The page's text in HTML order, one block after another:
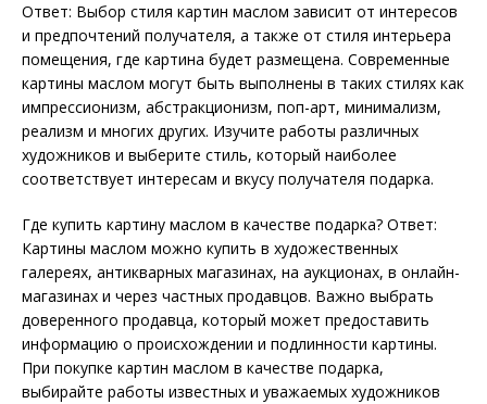
Ответ: Выбор стиля картин маслом зависит от интересов
и предпочтений получателя, а также от стиля интерьера
помещения, где картина будет размещена. Современные
картины маслом могут быть выполнены в таких стилях как
импрессионизм, абстракционизм, поп-арт, минимализм,
реализм и многих других. Изучите работы различных
художников и выберите стиль, который наиболее
соответствует интересам и вкусу получателя подарка.
Где купить картину маслом в качестве подарка? Ответ:
Картины маслом можно купить в художественных
галереях, антикварных магазинах, на аукционах, в онлайн-
магазинах и через частных продавцов. Важно выбрать
доверенного продавца, который может предоставить
информацию о происхождении и подлинности картины.
При покупке картин маслом в качестве подарка,
выбирайте работы известных и уважаемых художников